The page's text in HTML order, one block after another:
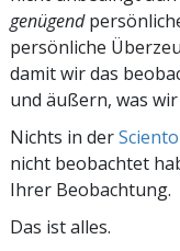
genügend
persönliche
damit wir das
und äußern, was
Nichts in der
nicht beobachtet
Ihrer Beobachtung.
Das ist alles.